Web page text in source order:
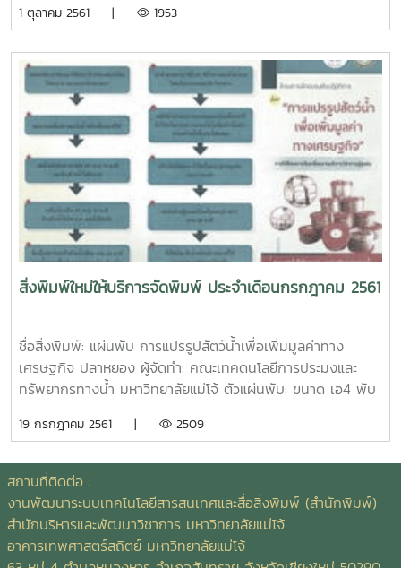
ผู้จัดทำ: ศูนย์กล้วยไม้ ไม้ดอกไม้ประดับ ตัวแผ่นพับ: ขนาด เอ4
ชาติที่มาศึกษา แลกเปลี่ยน หรือปฏิบัติงาน ณ มหาวิทยาลัยแม่โจ้
หน้า ตัวเล่ม: ขนาด เอ5 ปกอาร์ตมัน 260 แกรม พิมพ์ 4 สี
เคลือบมัน เนื้อใน ปอนด์ 70 แกรม พิมพ์ 4 สี เข้าเล่มมุงหลังคา
ชื่อสิ่งพิมพ์: หนังสืองานแสดงมุทิตาจิตแด่ผู้เกษียณอายุราชการ
ประจำปีงบประมาณ 2561 คณะผลิตกรรมการเกษตร ผู้จัดทำ:
คณะผลิตกรรมการเกษตร มหาวิทยาลัยแม่โจ้ จำนวนหน้า: 24
หน้า ตัวเล่ม: ขนาด เอ5 ปกอาร์ตมัน 210 แกรม พิมพ์ 4 สี
เคลือบมัน เนื้อใน ปอนด์ 70 แกรม พิมพ์ 4 สี เข้าเล่มมุงหลังคา
ชื่อสิ่งพิมพ์: หนังสือ งานแสดงมุทิตาจิตผู้เกษียณอายุ
มหาวิทยาลัยแม่โจ้ ประจำปี 2561 ผู้จัดทำ: กองการเจ้าหน้าที่
สำนักงานอธิการบดี จำนวนหน้า: 104 หน้า ตัวเล่ม: ขนาด เอ5
ปกอาร์ตมัน 260 แกรม พิมพ์ 4 สี เคลือบด้าน เนื้อในปอนด์ 70
แกรม พิมพ์ 4 สี/ 1 สี เข้าเล่มไสกาวชื่อสิ่งพิมพ์: เอกสาร การจัด
บัณฑิตวิทยาลัย มหาวิทยาลัยแม่โจ้ จำนวนหน้า: 40 หน้า ตัวเล่ม:
ขนาด เอ5 ปกอร์ตมัน 210 แกรม พิมพ์ 4 สี เคลือบมัน เนื้อใน
ปอนด์ 70 แกรม พิมพ์ 4 สี เข้าเล่มมุงหลังคาชื่อสิ่งพิมพ์:
Solar Energy Technology ผู้แต่ง: ผศ.กิตติกร สาสุจิตต์ ISBN:
เอ4 ปกอาร์ตมัน 260 แกรม พิมพ์ 4 สี เคลือบมัน เนื้อใน
ปอนด์ 70 แกรม พิมพ์ 1 สี เข้าเล่มไสกาว
1 ตุลาคม 2561 | 1953
สิ่งพิมพ์ใหม่ให้บริการจัดพิมพ์ ประจำเดือนกรกฎาคม 2561
ชื่อสิ่งพิมพ์: แผ่นพับ การแปรรูปสัตว์น้ำเพื่อเพิ่มมูลค่าทาง
เศรษฐกิจ ปลาหยอง ผู้จัดทำ: คณะเทคดนโลยีการประมงและ
ทรัพยากรทางน้ำ มหาวิทยาลัยแม่โจ้ ตัวแผ่นพับ: ขนาด เอ4 พับ
การแปรรูปสัตว์น้ำเพื่อเพิ่มมูลค่าทางเศรษฐกิจ หนังปลาทอด
มหาวิทยาลัยแม่โจ้ ตัวแผ่นพับ: ขนาด เอ4 พับ 3 อาร์ตมัน 120
แกรม พิมพ์ 4 สี 2 ด้านชื่อสิ่งพิมพ์: แผ่นพับ การแปรรูปสัตว์น้ำ
เพื่อเพิ่มมูลค่าทางเศรษฐกิจ ปลายอ ผู้จัดทำ: คณะเทคโนโลยีการ
ประมงและทรัพยากรทางน้ำ มหาวิทยาลัยแม่โจ้ ตัวแผ่นพับ: ขนาด
เอ4 พับ 3 อาร์ตมัน 120 แกรม พิมพ์ 4 สี 2 ด้านชื่อสิ่งพิมพ์:
19 กรกฎาคม 2561 | 2509
สถานที่ติดต่อ :
งานพัฒนาระบบเทคโนโลยีสารสนเทศและสื่อสิ่งพิมพ์ (สำนักพิมพ์)
สำนักบริหารและพัฒนาวิชาการ มหาวิทยาลัยแม่โจ้
อาคารเทพศาสตร์สถิตย์ มหาวิทยาลัยแม่โจ้